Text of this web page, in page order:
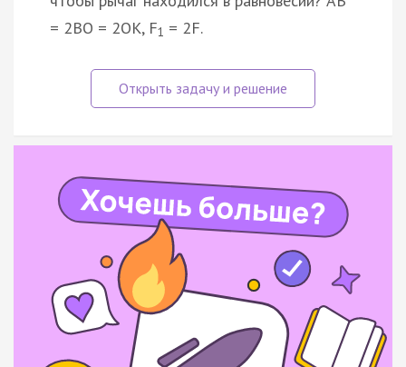
= 2BO = 2OK, F1 = 2F.